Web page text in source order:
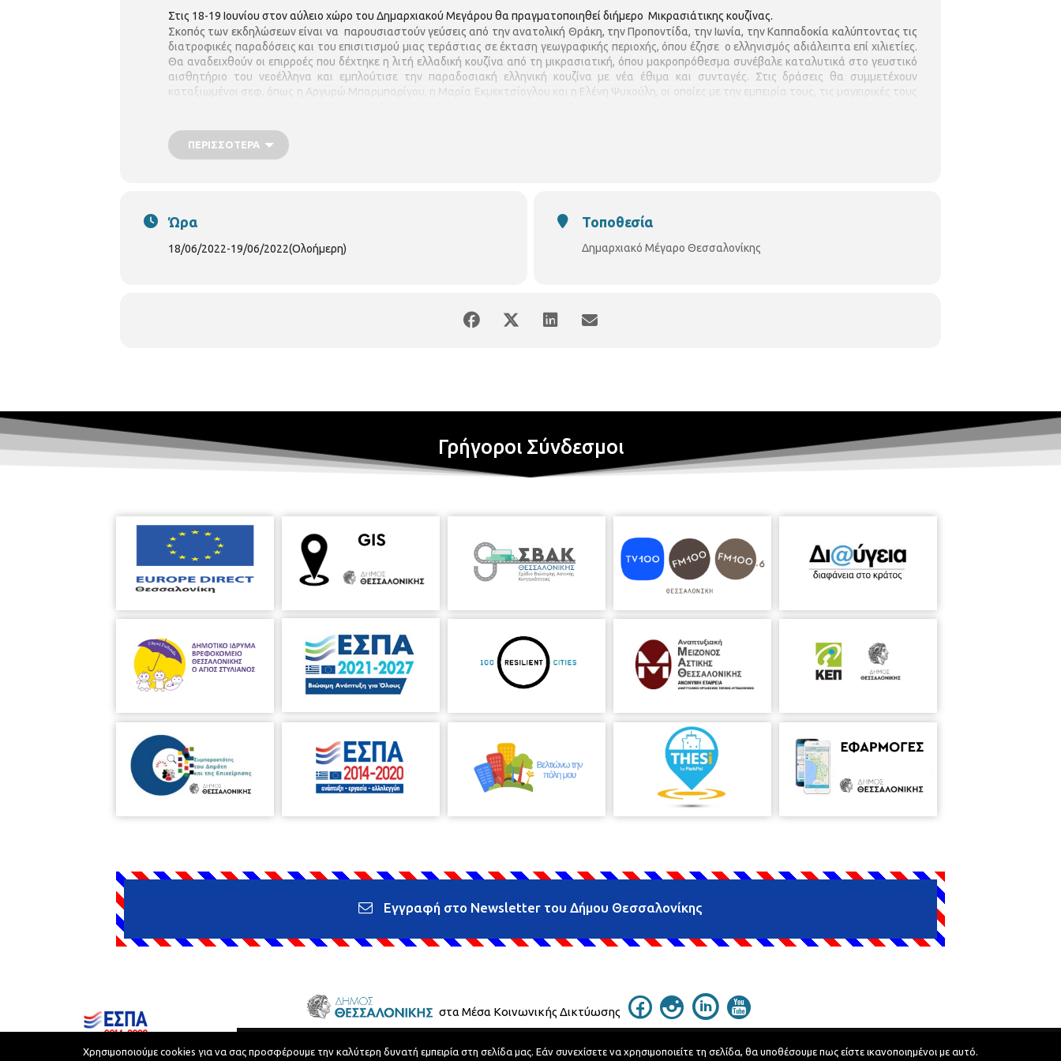
Στις 18-19 Ιουνίου στον αύλειο χώρο του Δημαρχιακού Μεγάρου θα πραγματοποιηθεί διήμερο Μικρασιάτικης κουζίνας.
Σκοπός των εκδηλώσεων είναι να παρουσιαστούν γεύσεις από την ανατολική Θράκη, την Προποντίδα, την Ιωνία, την Καππαδοκία καλύπτοντας τις
διατροφικές παραδόσεις και του επισιτισμού μιας τεράστιας σε έκταση γεωγραφικής περιοχής, όπου έζησε ο ελληνισμός αδιάλειπτα επί χιλιετίες.
Θα αναδειχθούν οι επιρροές που δέχτηκε η λιτή ελλαδική κουζίνα από τη μικρασιατική, όπου μακροπρόθεσμα συνέβαλε καταλυτικά στο γευστικό
αισθητήριο του νεοέλληνα και εμπλούτισε την παραδοσιακή ελληνική κουζίνα με νέα έθιμα και συνταγές. Στις δράσεις θα συμμετέχουν
καταξιωμένοι σεφ, όπως η Αργυρώ Μπαρμπαρίγου, η Μαρία Εκμεκτσίογλου και η Ελένη Ψυχούλη, οι οποίες με την εμπειρία τους, τις μαγειρικές τους
Η εκδήλωση περιλαμβάνει επίσης υπαίθριες δράσεις με τη συμμετοχή Μικρασιατικών συλλόγων. Στις υπαίθριες δράσεις θα συμμετέχουν περίπου
20 Μικρασιάτικοι σύλλογοι, που θα αναλάβουν να μας ταξιδέψουν στις αλησμόνητες πατρίδες μέσα από γεύσεις και αρώματα της Μικρασιάτικης
κουζίνας. Κάθε μέρα θα βρίσκεται στην εκδήλωση και ένας από τους σεφ, ο οποίος θα περιηγείται στους πάγκους των συλλόγων.
ΠΕΡΙΣΣΌΤΕΡΑ
Ώρα
18/06/2022-19/06/2022(Ολοήμερη)
Τοποθεσία
Δημαρχιακό Μέγαρο Θεσσαλονίκης
Γρήγοροι Σύνδεσμοι
Εγγραφή στο Newsletter του Δήμου Θεσσαλονίκης
στα Μέσα Κοινωνικής Δικτύωσης
Όροι Χρήσης
Τηλεφωνικός Κατάλογος Developed byMyCompany Projects
Χρησιμοποιούμε cookies για να σας προσφέρουμε την καλύτερη δυνατή εμπειρία στη σελίδα μας. Εάν συνεχίσετε να χρησιμοποιείτε τη σελίδα, θα υποθέσουμε πως είστε ικανοποιημένοι με αυτό.